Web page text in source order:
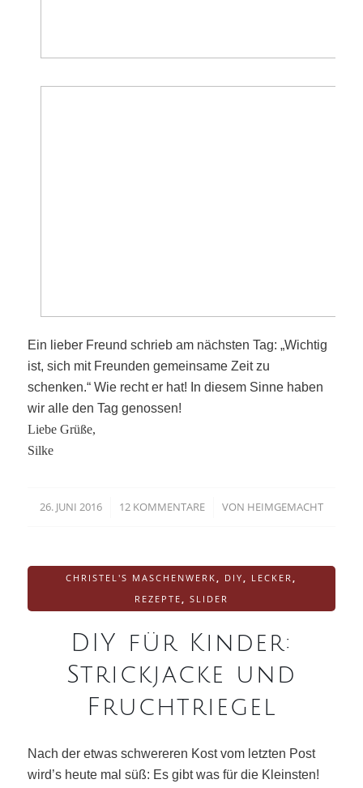
Ein lieber Freund schrieb am nächsten Tag: „Wichtig
ist, sich mit Freunden gemeinsame Zeit zu
schenken.“ Wie recht er hat! In diesem Sinne haben
wir alle den Tag genossen!
Liebe Grüße,
Silke
26. JUNI 2016
/ 12 KOMMENTARE
/ VON HEIMGEMACHT
CHRISTEL'S MASCHENWERK DIY LECKER
REZEPTE
SLIDER
DIY für Kinder:
Strickjacke und
Fruchtriegel
Nach der etwas schwereren Kost vom letzten Post
wird’s heute mal süß: Es gibt was für die Kleinsten!